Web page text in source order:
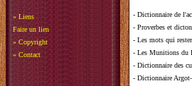
» Liens
Faire un lien
» Copyright
» Contact
- Dictionnaire de
- Proverbes et
- Les mots qui
- Les Munitions du
- Dictionnaire des
- Dictionnaire